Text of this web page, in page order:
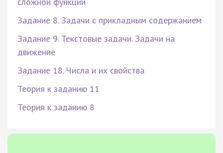
Задание 8. Задачи с прикладным содержанием
Задание 9. Текстовые задачи. Задачи на
движение
Задание 18. Числа и их свойства
Теория к заданию 11
Теория к заданию 8